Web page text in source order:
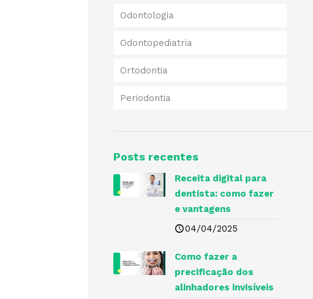
Odontologia
Odontopediatria
Ortodontia
Periodontia
Posts recentes
Receita digital para
dentista​: como fazer
e vantagens
04/04/2025
Como fazer a
precificação dos
alinhadores invisíveis